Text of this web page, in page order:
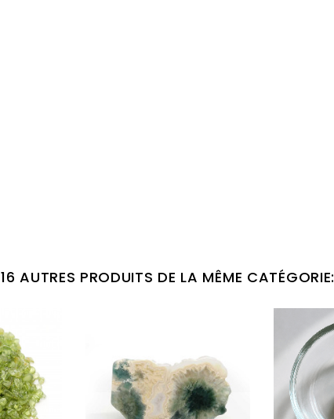
16 AUTRES PRODUITS DE LA MÊME CATÉGORIE: